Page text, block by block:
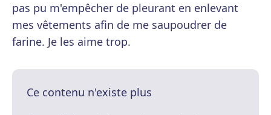
pas pu m'empêcher de pleurant en enlevant
mes vêtements afin de me saupoudrer de
farine. Je les aime trop.
Ce contenu n'existe plus